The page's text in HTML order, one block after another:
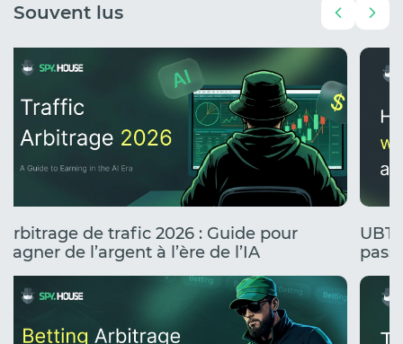
Souvent lus
Arbitrage de trafic 2026 : Guide pour
gagner de l’argent à l’ère de l’IA
UBT